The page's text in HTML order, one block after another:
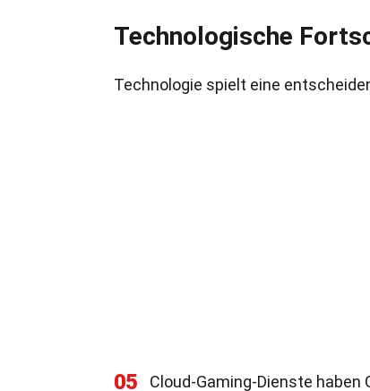
Technologische
Technologie spielt eine
05
Cloud-Gaming-Dienste haben